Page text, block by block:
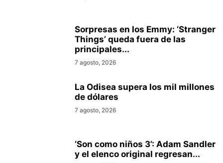
Sorpresas en los Emmy: ‘Stranger
Things’ queda fuera de las
principales...
7 agosto, 2026
La Odisea supera los mil millones
de dólares
7 agosto, 2026
‘Son como niños 3’: Adam Sandler
y el elenco original regresan...